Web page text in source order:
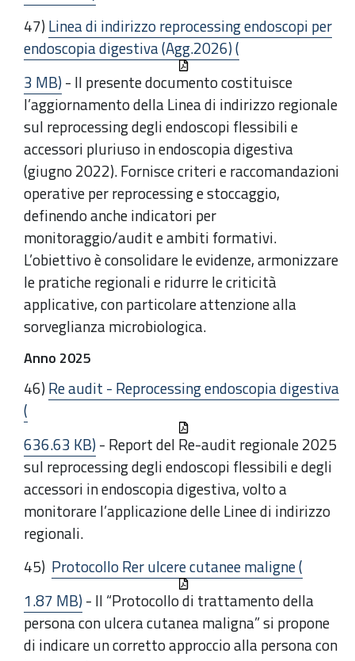
47)Linea di indirizzo reprocessing endoscopi per
endoscopia digestiva (Agg.2026) (
3 MB)- Il presente documento costituisce
l’aggiornamento della Linea di indirizzo regionale
sul reprocessing degli endoscopi flessibili e
accessori pluriuso in endoscopia digestiva
(giugno 2022). Fornisce criteri e raccomandazioni
operative per reprocessing e stoccaggio,
definendo anche indicatori per
monitoraggio/audit e ambiti formativi.
L’obiettivo è consolidare le evidenze, armonizzare
le pratiche regionali e ridurre le criticità
applicative, con particolare attenzione alla
sorveglianza microbiologica.
Anno 2025
46)Re audit - Reprocessing endoscopia digestiva
(
636.63 KB)- Report del Re-audit regionale 2025
sul reprocessing degli endoscopi flessibili e degli
accessori in endoscopia digestiva, volto a
monitorare l’applicazione delle Linee di indirizzo
regionali.
45) Protocollo Rer ulcere cutanee maligne (
1.87 MB)- Il “Protocollo di trattamento della
persona con ulcera cutanea maligna” si propone
di indicare un corretto approccio alla persona con